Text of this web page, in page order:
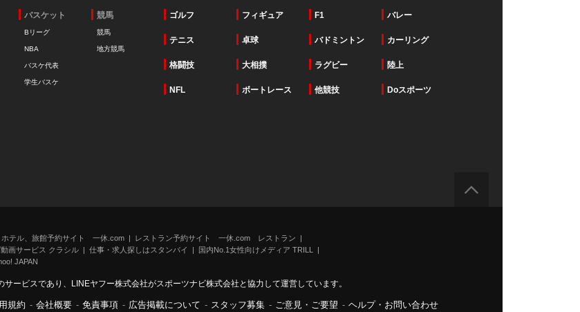
バスケット
Bリーグ
NBA
バスケ代表
学生バスケ
競馬
競馬
地方競馬
ゴルフ フィギュア F1 バレー
テニス 卓球 バドミントン カーリング
格闘技 大相撲 ラグビー 陸上
NFL ボートレース 他競技 Doスポーツ
ホテル、旅館予約サイト 一休.com
レストラン予約サイト 一休.com レストラン
画サービス クラシル 仕事・求人探しはスタンバイ
国内No.1女性向けメディア TRILL
JAPAN
サービスであり、LINEヤフー株式会社がスポーツナビ株式会社と協力して運営しています。
規約 - 会社概要 - 免責事項 - 広告掲載について - スタッフ募集 - ご意見・ご要望 - ヘルプ・お問い合わせ